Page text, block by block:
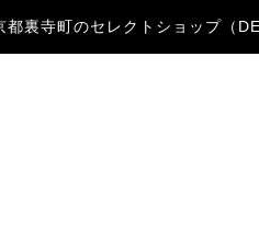
裏寺町のセレクトショップ（